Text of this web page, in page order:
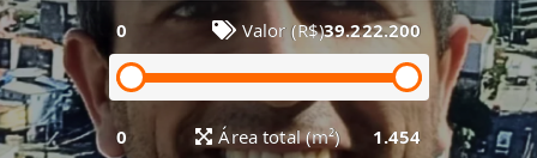
0 Valor (R$)39.222.200
0 Área total (m²) 1.454